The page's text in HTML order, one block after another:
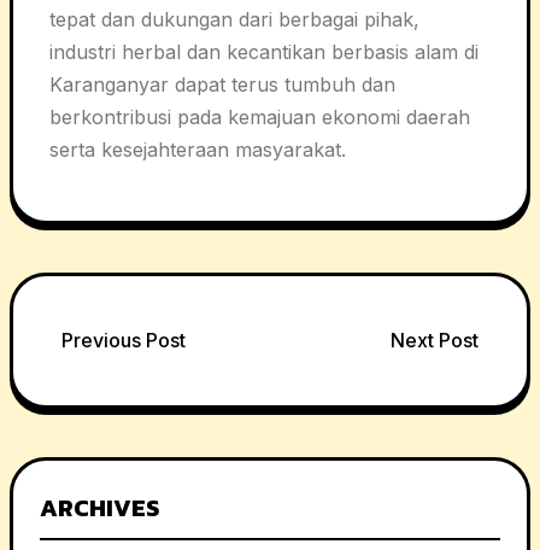
tepat dan dukungan dari berbagai pihak,
industri herbal dan kecantikan berbasis alam di
Karanganyar dapat terus tumbuh dan
berkontribusi pada kemajuan ekonomi daerah
serta kesejahteraan masyarakat.
Post
navigation
Previous Post Next Post
ARCHIVES